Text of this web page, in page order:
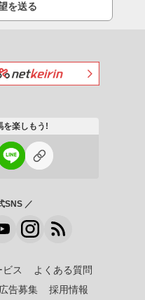
を送る
を楽しもう!
SNS ／
ス
よくある質問
広告募集
採用情報